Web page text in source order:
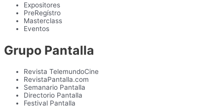
Expositores
PreRegístro
Masterclass
Eventos
Grupo Pantalla
Revista TelemundoCine
RevistaPantalla.com
Semanario Pantalla
Directorio Pantalla
Festival Pantalla